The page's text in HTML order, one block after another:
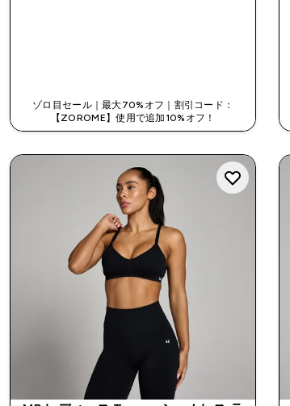
ゾロ目セール｜最大70%オフ｜割引コード：
【ZOROME】使用で追加10%オフ！